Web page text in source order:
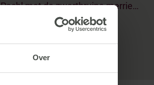
Over
Pachl met de zwartbruine merrie…